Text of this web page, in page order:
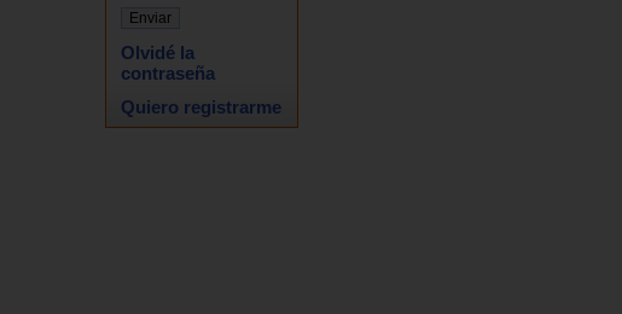
Olvidé la
contraseña
Quiero registrarme